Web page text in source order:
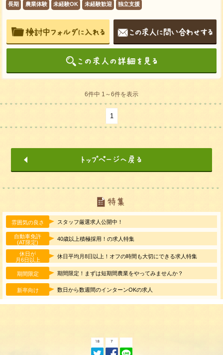
長期 農業体験 未経験OK 未経験歓迎 独立支援
6件中 1～6件を表示
1
雰囲気の良さ スタッフ厳選求人公開中！
自動車免許
(AT限定)
40歳以上積極採用！の求人特集
休日が
月6日以上
休日平均月8日以上！オフの時間も大切にできる求人特集
期間限定 期間限定！まずは短期間農業をやってみませんか？
新卒向け 数日から数週間のインターンOKの求人